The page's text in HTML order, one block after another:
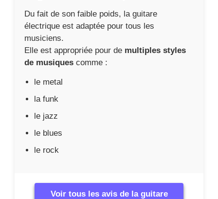
Du fait de son faible poids, la guitare
électrique est adaptée pour tous les
musiciens.
Elle est appropriée pour de multiples styles
de musiques comme :
le metal
la funk
le jazz
le blues
le rock
Voir tous les avis de la guitare